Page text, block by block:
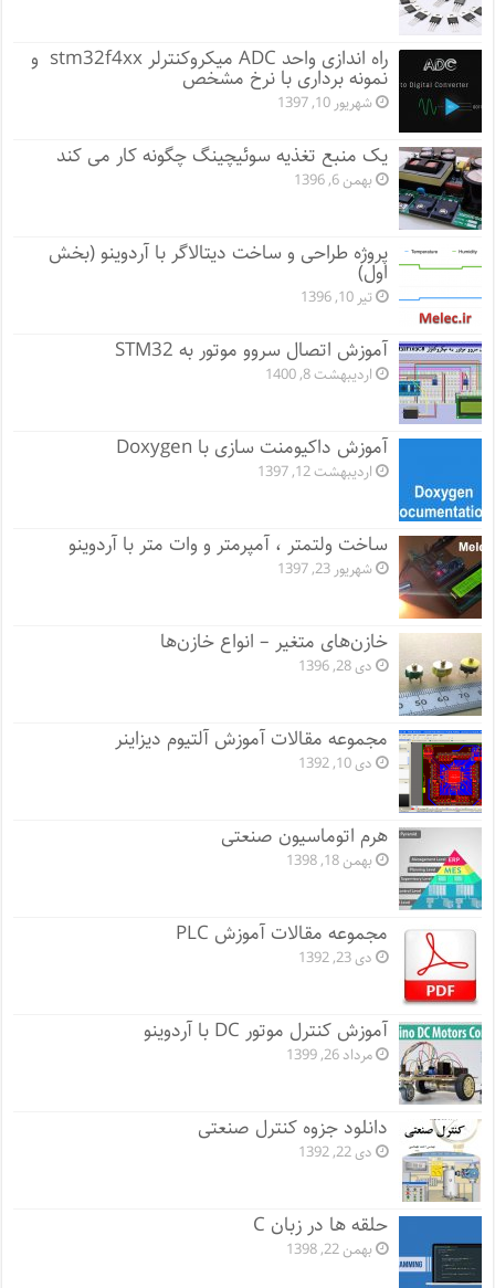
راه اندازی واحد ADC میکروکنترلر stm32f4xx و
نمونه برداری با نرخ مشخص
شهریور 10, 1397
یک منبع تغذیه سوئیچینگ چگونه کار می کند
بهمن 6, 1396
پروژه طراحی و ساخت دیتالاگر با آردوینو (بخش
اول)
تیر 10, 1396
آموزش اتصال سروو موتور به STM32
اردیبهشت 8, 1400
آموزش داکیومنت سازی با Doxygen
اردیبهشت 12, 1397
ساخت ولتمتر ، آمپرمتر و وات متر با آردوینو
شهریور 23, 1397
خازن‌های متغیر – انواع خازن‌ها
دی 28, 1396
مجموعه مقالات آموزش آلتیوم دیزاینر
دی 10, 1392
هرم اتوماسیون صنعتی
بهمن 18, 1398
مجموعه مقالات آموزش PLC
دی 23, 1392
آموزش کنترل موتور DC با آردوینو
مرداد 26, 1399
دانلود جزوه کنترل صنعتی
دی 22, 1392
حلقه ها در زبان C
بهمن 22, 1398